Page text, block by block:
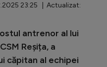
23:25 | Actualizat:
antrenor al lui
Reșița, a
căpitan al echipei